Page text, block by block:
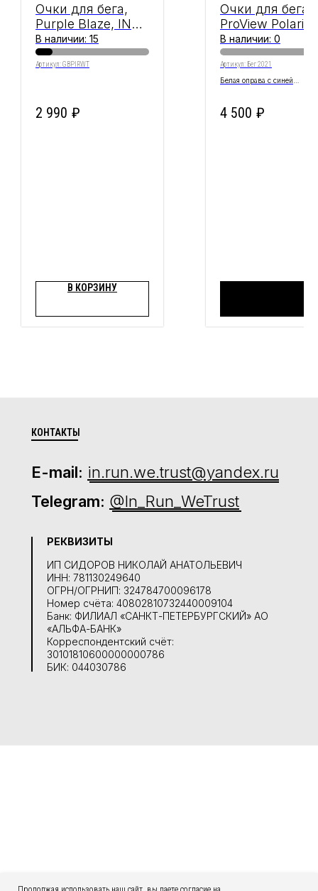
Очки для бега,
Purple Blaze, IN
RUN WE TRUST
В наличии: 15
Артикул:GBPIRWT
2 990 ₽
В КОРЗИНУ
Очки для бега,
ProView
White, IN RUN
TRUST
В наличии: 0
Артикул: Бег 2021
Белая оправа с синей
4 500 ₽
КОНТАКТЫ
ИП СИДОРОВ НИКОЛАЙ АНАТОЛЬЕВИЧ
ИНН: 781130249640
ОГРН/ОГРНИП: 324784700096178
Номер счёта: 40802810732440009104
Банк: ФИЛИАЛ «САНКТ-ПЕТЕРБУРГСКИЙ» АО
«АЛЬФА-БАНК»
Корреспондентский счёт:
30101810600000000786
БИК: 044030786
РЕКВИЗИТЫ
Telegram: @In_Run_WeTrust
E-mail: in.run.we.trust@yandex.ru
ПОЛИТИКА КОНФИДЕНЦИАЛЬНОСТИ